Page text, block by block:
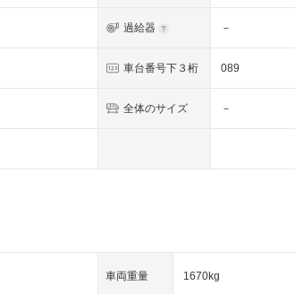
過給器 －
車台番号下３桁 089
全体のサイズ －
車両重量 1670kg